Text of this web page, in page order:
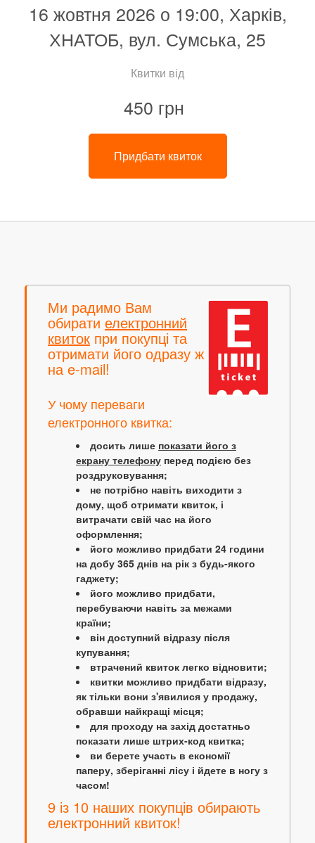
16 жовтня 2026 о 19:00, Харків,
ХНАТОБ, вул. Сумська, 25
Квитки від
450 грн
Придбати квиток
Ми радимо Вам
обирати електронний
квиток при покупці та
отримати його одразу ж
на e-mail!
У чому переваги
електронного квитка:
досить лише показати його з
екрану телефону перед подією без
роздруковування;
не потрібно навіть виходити з
дому, щоб отримати квиток, і
витрачати свій час на його
оформлення;
його можливо придбати 24 години
на добу 365 днів на рік з будь-якого
гаджету;
його можливо придбати,
перебуваючи навіть за межами
країни;
він доступний відразу після
купування;
втрачений квиток легко відновити;
квитки можливо придбати відразу,
як тільки вони з'явилися у продажу,
обравши найкращі місця;
для проходу на захід достатньо
показати лише штрих-код квитка;
ви берете участь в економії
паперу, зберіганні лісу і йдете в ногу з
часом!
9 із 10 наших покупців обирають
електронний квиток!